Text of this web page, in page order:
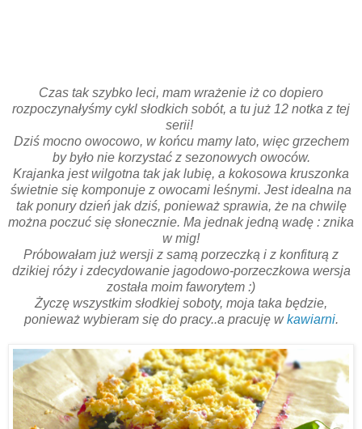
Czas tak szybko leci, mam wrażenie iż co dopiero
rozpoczynałyśmy cykl słodkich sobót, a tu już 12 notka z tej
serii!
Dziś mocno owocowo, w końcu mamy lato, więc grzechem
by było nie korzystać z sezonowych owoców.
Krajanka jest wilgotna tak jak lubię, a kokosowa kruszonka
świetnie się komponuje z owocami leśnymi. Jest idealna na
tak ponury dzień jak dziś, ponieważ sprawia, że na chwilę
można poczuć się słonecznie. Ma jednak jedną wadę : znika
w mig!
Próbowałam już wersji z samą porzeczką i z konfiturą z
dzikiej róży i zdecydowanie jagodowo-porzeczkowa wersja
została moim faworytem :)
Życzę wszystkim słodkiej soboty, moja taka będzie,
ponieważ wybieram się do pracy..a pracuję wkawiarni.